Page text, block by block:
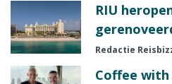
RIU
Redactie
Coffee